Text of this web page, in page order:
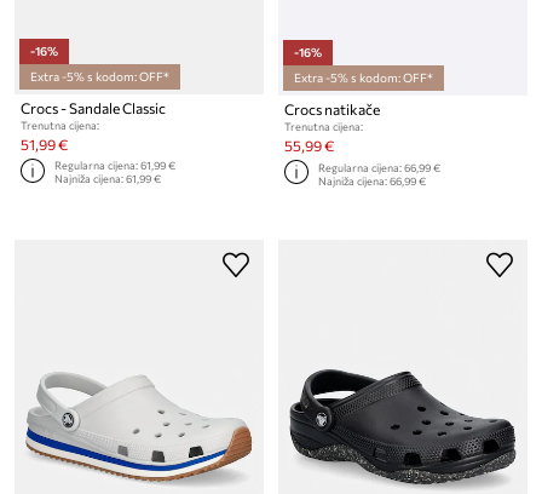
-16%
Extra -5% s kodom: OFF*
Crocs - Sandale Classic
Trenutna cijena:
51,99 €
Regularna cijena:61,99 €
Najniža cijena:61,99 €
-16%
Extra -5% s kodom: OFF*
Crocs natikače
Trenutna cijena:
55,99 €
Regularna cijena:66,99 €
Najniža cijena:66,99 €